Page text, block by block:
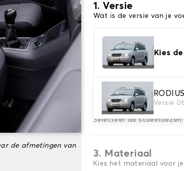
de afmetingen van
1. Versie
Wat is de versie van je
Kies
Versie
2. Set hoezen
Selecteer de
3. Materiaal
Kies het materiaal voor